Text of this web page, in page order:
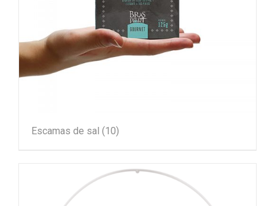
Escamas de sal (10)